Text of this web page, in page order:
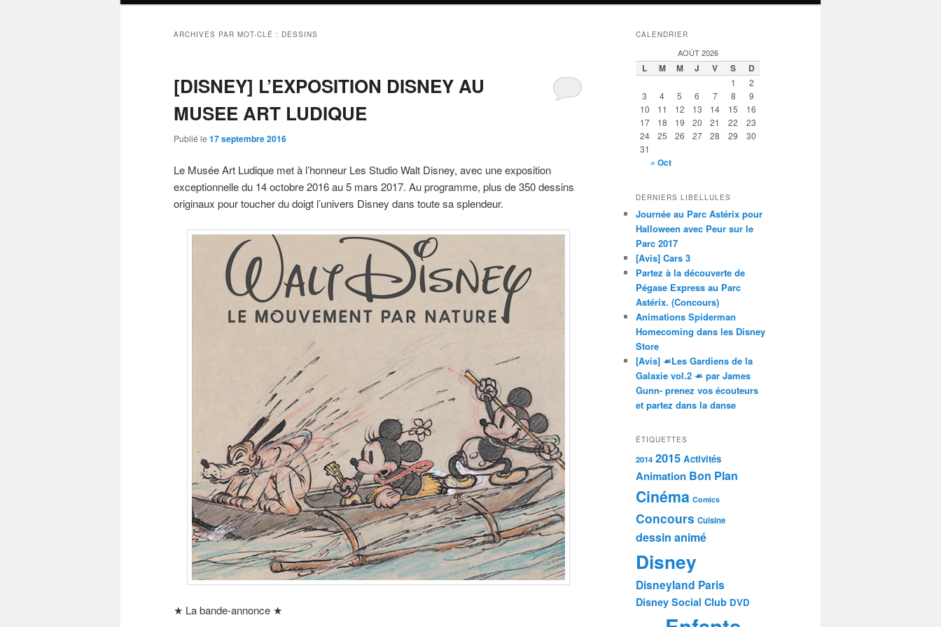
ARCHIVES PAR MOT-CLÉ : DESSINS
[DISNEY] L’EXPOSITION DISNEY AU
MUSEE ART LUDIQUE
Publié le 17 septembre 2016
Le Musée Art Ludique met à l’honneur Les Studio Walt Disney, avec une exposition
exceptionnelle du 14 octobre 2016 au 5 mars 2017. Au programme, plus de 350 dessins
originaux pour toucher du doigt l’univers Disney dans toute sa splendeur.
★ La bande-annonce ★
CALENDRIER
AOÛT 2026
L M M J V S D
1
2
3
4 5 6 7 8
9
10
11 12 13 14 15
16
17
18 19 20 21 22
23
24
25 26 27 28 29
30
31
« Oct
DERNIERS LIBELLULES
Journée au Parc Astérix pour
Halloween avec Peur sur le
Parc 2017
[Avis] Cars 3
Partez à la découverte de
Pégase Express au Parc
Astérix. (Concours)
Animations Spiderman
Homecoming dans les Disney
Store
[Avis] ☙Les Gardiens de la
Galaxie vol.2 ☙ par James
Gunn- prenez vos écouteurs
et partez dans la danse
ÉTIQUETTES
2014 2015 Activités
Animation Bon Plan
Cinéma Comics
Concours Cuisine
dessin animé
Disney
Disneyland Paris
Disney Social Club DVD